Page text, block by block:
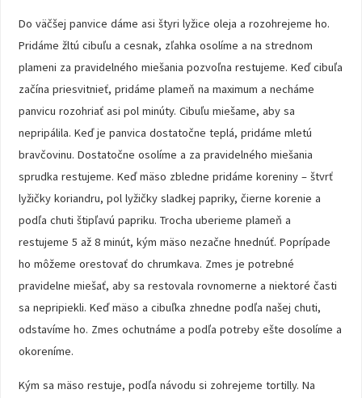
Do väčšej panvice dáme asi štyri lyžice oleja a rozohrejeme ho.
Pridáme žltú cibuľu a cesnak, zľahka osolíme a na strednom
plameni za pravidelného miešania pozvoľna restujeme. Keď cibuľa
začína priesvitnieť, pridáme plameň na maximum a necháme
panvicu rozohriať asi pol minúty. Cibuľu miešame, aby sa
nepripálila. Keď je panvica dostatočne teplá, pridáme mletú
bravčovinu. Dostatočne osolíme a za pravidelného miešania
sprudka restujeme. Keď mäso zbledne pridáme koreniny – štvrť
lyžičky koriandru, pol lyžičky sladkej papriky, čierne korenie a
podľa chuti štipľavú papriku. Trocha uberieme plameň a
restujeme 5 až 8 minút, kým mäso nezačne hnednúť. Poprípade
ho môžeme orestovať do chrumkava. Zmes je potrebné
pravidelne miešať, aby sa restovala rovnomerne a niektoré časti
sa nepripiekli. Keď mäso a cibuľka zhnedne podľa našej chuti,
odstavíme ho. Zmes ochutnáme a podľa potreby ešte dosolíme a
okoreníme.
Kým sa mäso restuje, podľa návodu si zohrejeme tortilly. Na